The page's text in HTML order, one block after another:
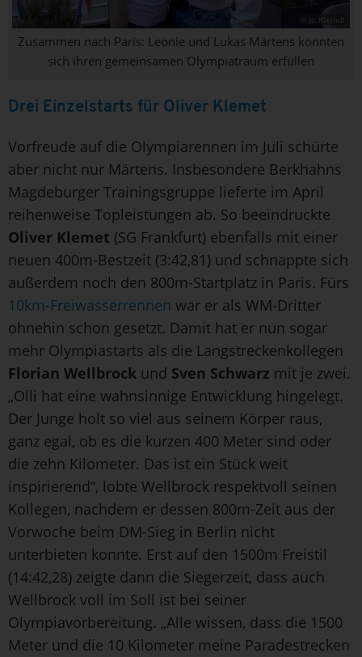
© Jo Kleindl
Zusammen nach Paris: Leonie und Lukas Märtens konnten
sich ihren gemeinsamen Olympiatraum erfüllen
Drei Einzelstarts für Oliver Klemet
Vorfreude auf die Olympiarennen im Juli schürte
aber nicht nur Märtens. Insbesondere Berkhahns
Magdeburger Trainingsgruppe lieferte im April
reihenweise Topleistungen ab. So beeindruckte
Oliver Klemet (SG Frankfurt) ebenfalls mit einer
neuen 400m-Bestzeit (3:42,81) und schnappte sich
außerdem noch den 800m-Startplatz in Paris. Fürs
10km-Freiwasserrennen war er als WM-Dritter
ohnehin schon gesetzt. Damit hat er nun sogar
mehr Olympiastarts als die Langstreckenkollegen
Florian Wellbrock und Sven Schwarz mit je zwei.
„Olli hat eine wahnsinnige Entwicklung hingelegt.
Der Junge holt so viel aus seinem Körper raus,
ganz egal, ob es die kurzen 400 Meter sind oder
die zehn Kilometer. Das ist ein Stück weit
inspirierend“, lobte Wellbrock respektvoll seinen
Kollegen, nachdem er dessen 800m-Zeit aus der
Vorwoche beim DM-Sieg in Berlin nicht
unterbieten konnte. Erst auf den 1500m Freistil
(14:42,28) zeigte dann die Siegerzeit, dass auch
Wellbrock voll im Soll ist bei seiner
Olympiavorbereitung. „Alle wissen, dass die 1500
Meter und die 10 Kilometer meine Paradestrecken